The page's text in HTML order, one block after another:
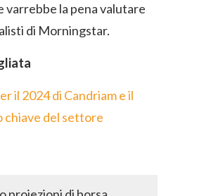
varrebbe la pena valutare
di Morningstar.
il 2024 di Candriam e il
chiave del settore